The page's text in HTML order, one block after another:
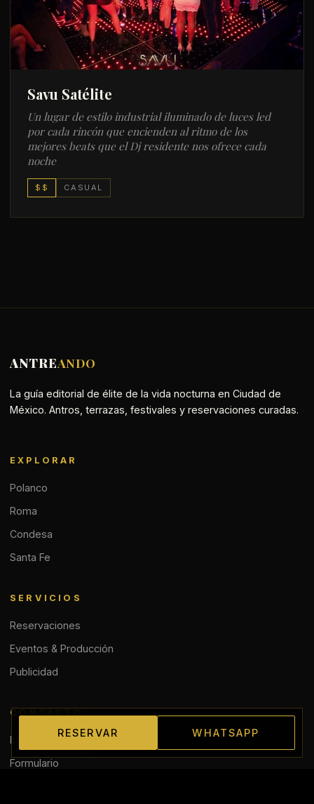
Savu Satélite
Un lugar de estilo industrial iluminado de luces led
por cada rincón que encienden al ritmo de los
mejores beats que el Dj residente nos ofrece cada
noche
$$ CASUAL
RESERVAR WHATSAPP
ANTREANDO
La guía editorial de élite de la vida nocturna en Ciudad de
México. Antros, terrazas, festivales y reservaciones curadas.
EXPLORAR
Polanco
Roma
Condesa
Santa Fe
SERVICIOS
Reservaciones
Eventos & Producción
Publicidad
CONTACTO
hola@antreando.mx
Formulario